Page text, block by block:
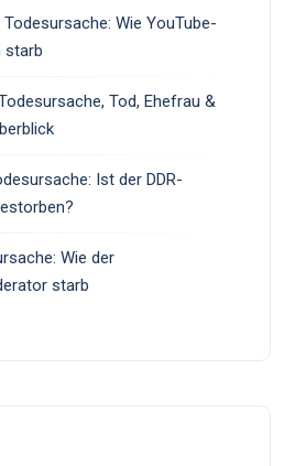
Wie YouTube-
starb
Tod, Ehefrau &
Ist der DDR-
Wie der
starb